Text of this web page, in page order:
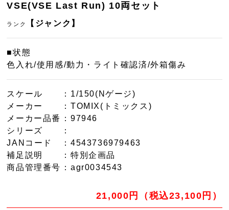
VSE(VSE Last Run) 10両セット
ランク 【ジャンク】
■状態
色入れ/使用感/動力・ライト確認済/外箱傷み
スケール
：1/150(Nゲージ)
メーカー
：TOMIX(トミックス)
メーカー品番
：97946
シリーズ
：
JANコード
：4543736979463
補足説明
：特別企画品
商品管理番号 ：agr0034543
21,000円（税込23,100円）